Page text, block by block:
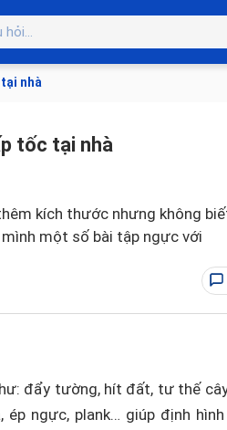
nhà
tốc tại nhà
kích thước nhưng không
một số bài tập ngực với
đẩy tường, hít đất, tư thế
ngực, plank… giúp định